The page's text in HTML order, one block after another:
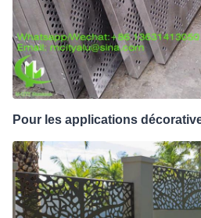
Pour les applications